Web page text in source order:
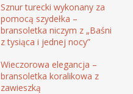
Sznur turecki wykonany za
pomocą szydełka –
bransoletka niczym z „Baśni
z tysiąca i jednej nocy”
Wieczorowa elegancja –
bransoletka koralikowa z
zawieszką